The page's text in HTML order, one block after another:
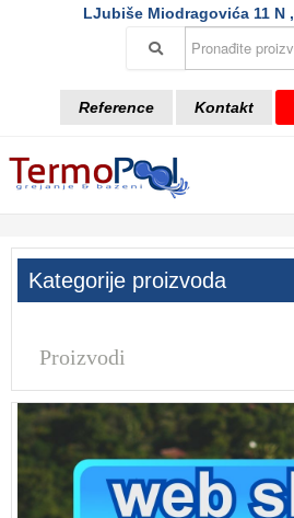
LJubiše Miodragovića 11 N
Reference Kontakt
Kategorije proizvoda
Proizvodi